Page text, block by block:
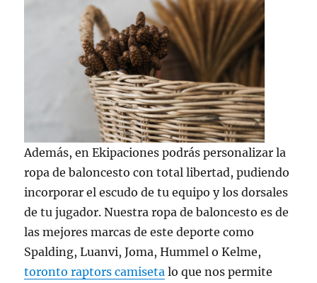
Además, en Ekipaciones podrás personalizar la
ropa de baloncesto con total libertad, pudiendo
incorporar el escudo de tu equipo y los dorsales
de tu jugador. Nuestra ropa de baloncesto es de
las mejores marcas de este deporte como
Spalding, Luanvi, Joma, Hummel o Kelme,
toronto raptors camiseta lo que nos permite